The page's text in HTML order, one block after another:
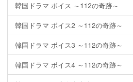
韓国ドラマ ボイス ～112の奇跡～
韓国ドラマ ボイス2 ～112の奇跡～
韓国ドラマ ボイス3 ～112の奇跡～
韓国ドラマ ボイス4 ～112の奇跡～